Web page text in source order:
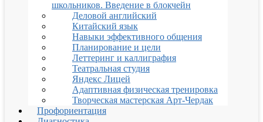
школьников. Введение в блокчейн
Деловой английский
Китайский язык
Навыки эффективного общения
Планирование и цели
Леттеринг и каллиграфия
Театральная студия
Яндекс Лицей
Адаптивная физическая тренировка
Творческая мастерская Арт-Чердак
Профориентация